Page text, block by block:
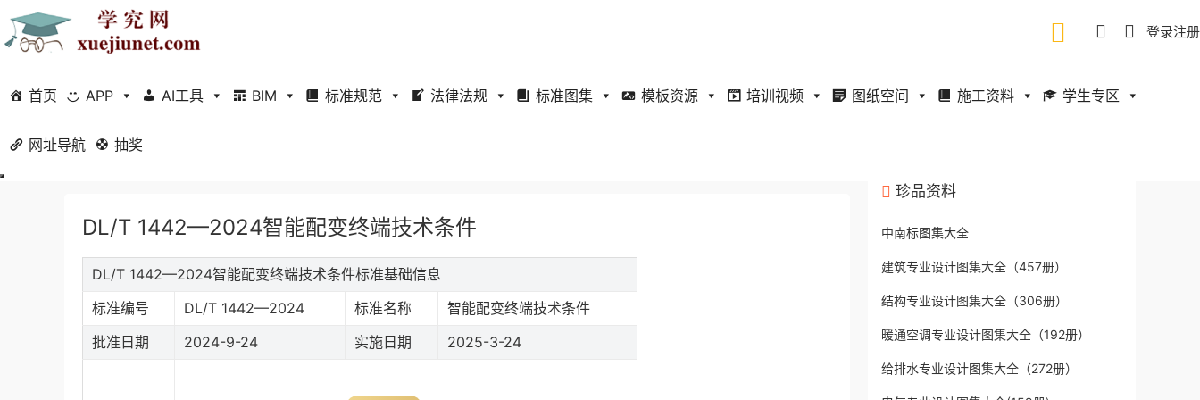
登录注册
首页 APP AI工具 BIM 标准规范 法律法规 标准图集 模板资源 培训视频 图纸空间 施工资料 学生专区
网址导航 抽奖
当前位置：首页
DL/T 1442—2024智能配变终端技术条件
DL/T 1442—2024智能配变终端技术条件标准基础信息
标准编号
DL/T 1442—2024 标准名称
智能配变终端技术条件
批准日期
2024-9-24 实施日期 2025-3-24
珍品资料
中南标图集大全
建筑专业设计图集大全（457册）
结构专业设计图集大全（306册）
暖通空调专业设计图集大全（192册）
给排水专业设计图集大全（272册）